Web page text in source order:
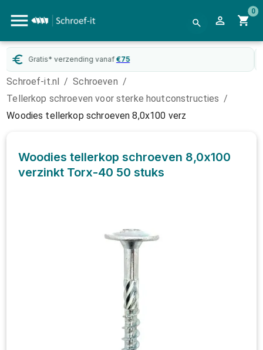
0
WebwinkelKeur
Schroef-it.nl / Schroeven /
Tellerkop schroeven voor sterke houtconstructies /
Woodies tellerkop schroeven 8,0x100 verz
Woodies tellerkop schroeven 8,0x100
verzinkt Torx-40 50 stuks